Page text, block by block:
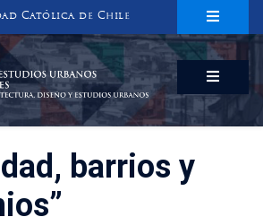
Católica de Chile
ESTUDIOS URBANOS
DISEÑO Y ESTUDIOS URBANOS
barrios y